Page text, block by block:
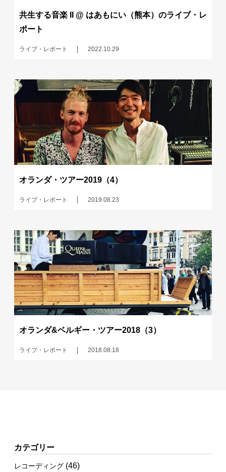
共生する音楽 II @ はあもにい（熊本）のライブ・レ
ポート
ライブ・レポート 2022.10.29
オランダ・ツアー2019（4）
ライブ・レポート 2019.08.23
オランダ&ベルギー・ツアー2018（3）
ライブ・レポート 2018.08.18
カテゴリー
レコーディング (46)